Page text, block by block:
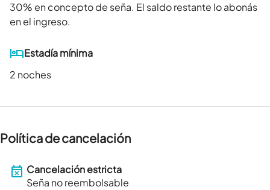
30% en concepto de seña. El saldo restante lo abonás
en el ingreso.
Estadía mínima
2 noches
Política de cancelación
Cancelación estricta
Seña no reembolsable